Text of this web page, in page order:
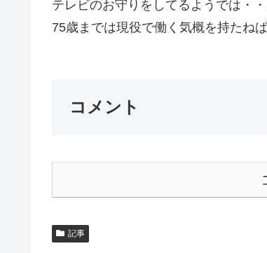
テレビのお守りをしてるようでは・・
75歳までは現役で働く気概を持たね
コメント
記事